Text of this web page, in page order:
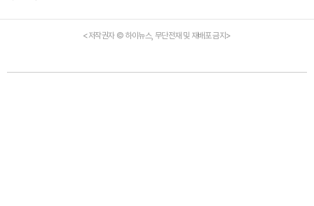
<저작권자 © 하이뉴스, 무단전재 및 재배포 금지>